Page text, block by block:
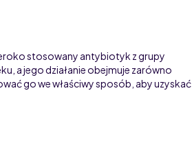
stosowany antybiotyk z grupy
a jego działanie obejmuje zarówno
go we właściwy sposób, aby uzyskać